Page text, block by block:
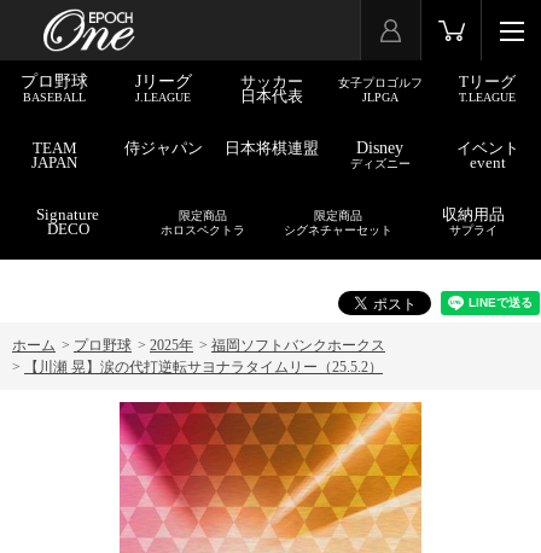
プロ野球
BASEBALL
Jリーグ
J.LEAGUE
サッカー
日本代表
女子プロゴルフ
JLPGA
Tリーグ
T.LEAGUE
TEAM
JAPAN
侍ジャパン 日本将棋連盟 Disney
ディズニー
イベント
event
Signature
DECO
限定商品
ホロスペクトラ
限定商品
シグネチャーセット
収納用品
サプライ
ホーム > プロ野球 > 2025年 > 福岡ソフトバンクホークス
>
【川瀬 晃】涙の代打逆転サヨナラタイムリー（25.5.2）